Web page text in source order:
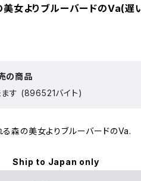
美女よりブルーバードのVa(
の商品
す (896521バイト)
森の美女よりブルーバードのVa.
Ship to Japan only